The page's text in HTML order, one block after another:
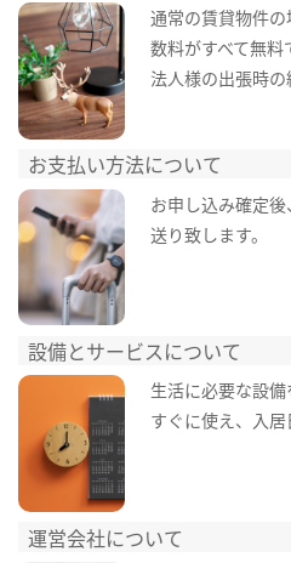
通常の賃貸物件
数料がすべて無料
法人様の出張時の
お支払い方法について
お申し込み確定
送り致します。
設備とサービスについて
生活に必要な設
すぐに使え、入居
運営会社について